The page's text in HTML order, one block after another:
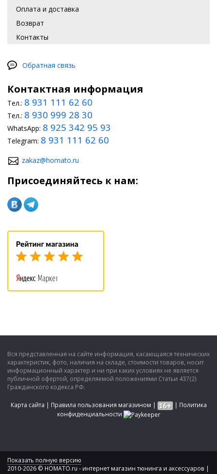
Оплата и доставка
Возврат
Контакты
Обратная связь
Контактная информация
Тел.: 8 931 111 62 60
Тел.: 8 930 999 28 30
WhatsApp: 8 925 342 95 93
Telegram: 8 931 111 62 60
zakaz@homato.ru
Присоединяйтесь к нам:
Вся представленная на сайте информация, касающаяся технических
характеристик, фото, наличия на складе, стоимости товаров, носит
информационный характер и ни при каких условиях не является
публичной офертой, определяемой положениями Статьи 437(2)
Гражданского кодекса РФ.
Карта сайта | Правила пользования магазином | | Политика
конфиденциальности
Показать полную версию
2010-2026 © HOMATO.ru - интернет магазин тюнинга и аксессуаров |